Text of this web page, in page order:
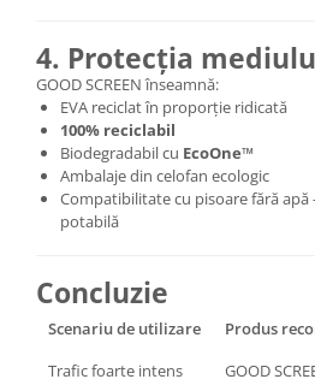
4. Protecția
GOOD SCREEN înseamnă:
EVA reciclat în proporție ridicată
100% reciclabil
Biodegradabil cu EcoOne™
Ambalaje din celofan ecologic
Compatibilitate cu pisoare fără apă
potabilă
Concluzie
Scenariu de utilizare
Produs
Trafic foarte intens
GOOD